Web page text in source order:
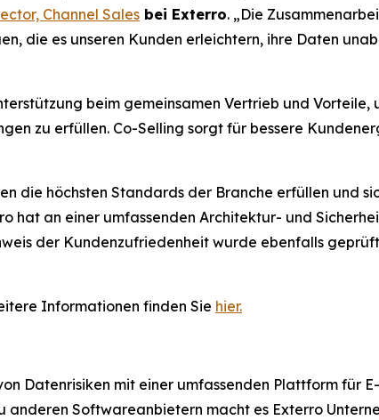
Channel Sales bei Exterro. „Die
die es unseren Kunden erleichtern, ihre Daten
beim gemeinsamen Vertrieb und Vorteile,
zu erfüllen. Co-Selling sorgt für bessere
die höchsten Standards der Branche erfüllen und
hat an einer umfassenden Architektur- und
der Kundenzufriedenheit wurde ebenfalls
Informationen finden Sie hier.
Datenrisiken mit einer umfassenden Plattform für
Softwareanbietern macht es Exterro